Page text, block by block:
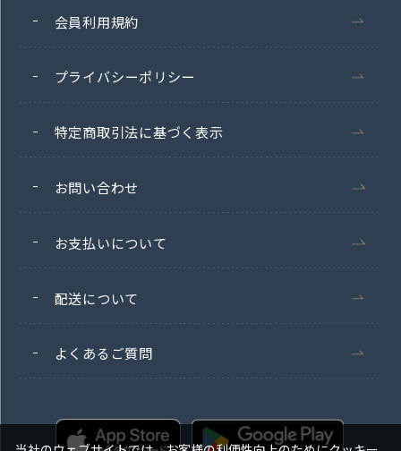
会員利用規約
プライバシーポリシー
特定商取引法に基づく表示
お問い合わせ
お支払いについて
配送について
よくあるご質問